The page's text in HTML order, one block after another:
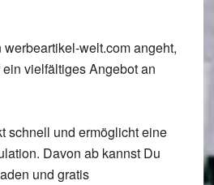
welt.com angeht,
vielfältiges Angebot an
schnell und ermöglicht eine
Davon ab kannst Du
und gratis